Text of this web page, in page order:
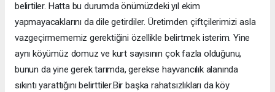
belirtiler. Hatta bu durumda önümüzdeki yıl ekim
yapmayacaklarını da dile getirdiler. Üretimden çiftçilerimizi asla
vazgeçirmememiz gerektiğini özellikle belirtmek isterim. Yine
aynı köyümüz domuz ve kurt sayısının çok fazla olduğunu,
bunun da yine gerek tarımda, gerekse hayvancılık alanında
sıkıntı yarattığını belirttiler.Bir başka rahatsızlıkları da köy